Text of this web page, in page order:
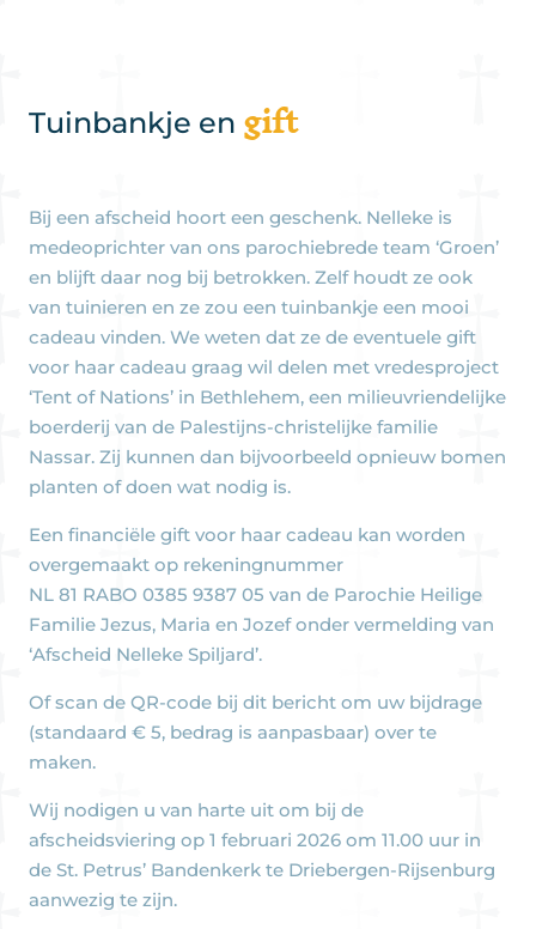
Tuinbankje en gift
Bij een afscheid hoort een geschenk. Nelleke is
medeoprichter van ons parochiebrede team ‘Groen’
en blijft daar nog bij betrokken. Zelf houdt ze ook
van tuinieren en ze zou een tuinbankje een mooi
cadeau vinden. We weten dat ze de eventuele gift
voor haar cadeau graag wil delen met vredesproject
‘Tent of Nations’ in Bethlehem, een milieuvriendelijke
boerderij van de Palestijns-christelijke familie
Nassar. Zij kunnen dan bijvoorbeeld opnieuw bomen
planten of doen wat nodig is.
Een financiële gift voor haar cadeau kan worden
overgemaakt op rekeningnummer
NL 81 RABO 0385 9387 05 van de Parochie Heilige
Familie Jezus, Maria en Jozef onder vermelding van
‘Afscheid Nelleke Spiljard’.
Of scan de QR-code bij dit bericht om uw bijdrage
(standaard € 5, bedrag is aanpasbaar) over te
maken.
Wij nodigen u van harte uit om bij de
afscheidsviering op 1 februari 2026 om 11.00 uur in
de St. Petrus’ Bandenkerk te Driebergen-Rijsenburg
aanwezig te zijn.